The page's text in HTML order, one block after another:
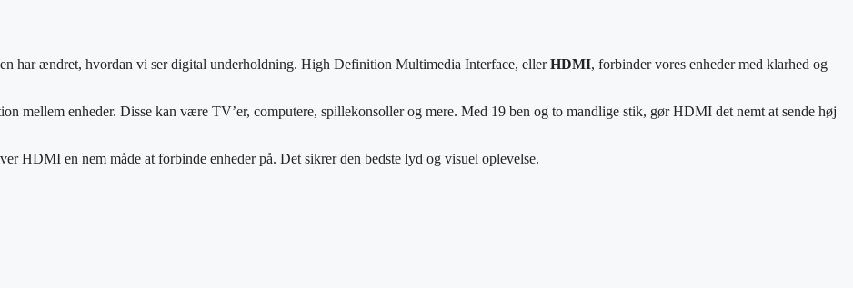
har ændret, hvordan vi ser digital underholdning. High Definition Multimedia Interface, ellerHDMI, forbinder vores enheder med klarhed og
mellem enheder. Disse kan være TV’er, computere, spillekonsoller og mere. Med 19 ben og to mandlige stik, gør HDMI det nemt at sende høj
HDMI en nem måde at forbinde enheder på. Det sikrer den bedste lyd og visuel oplevelse.